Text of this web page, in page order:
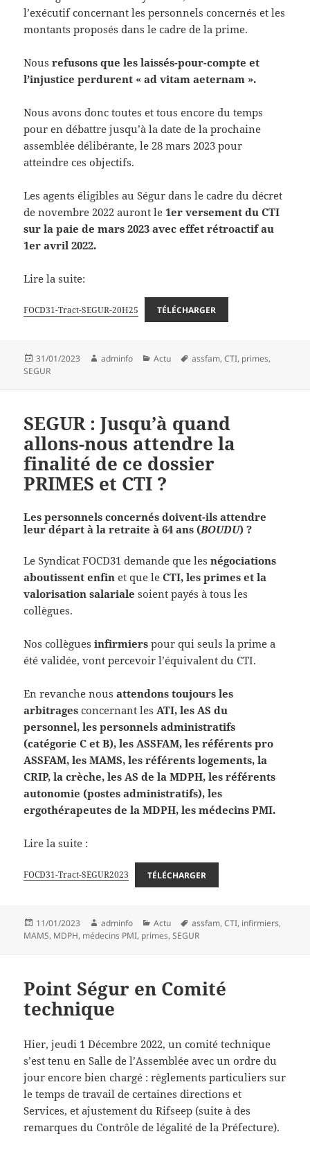
l’exécutif concernant les personnels concernés et les
montants proposés dans le cadre de la prime.
Nousrefusons que les laissés-pour-compte et
l’injustice perdurent « ad vitam aeternam ».
Nous avons donc toutes et tous encore du temps
pour en débattre jusqu’à la date de la prochaine
assemblée délibérante, le 28 mars 2023 pour
atteindre ces objectifs.
Les agents éligibles au Ségur dans le cadre du décret
de novembre 2022 auront le1er versement du CTI
sur la paie de mars 2023 avec effet rétroactif au
1er avril 2022.
Lire la suite:
FOCD31-Tract-SEGUR-20H25 TÉLÉCHARGER
Publié
le
31/01/2023 Auteur
adminfo Catégories
Actu
Mots-
assfam,CTI, primes,
SEGUR
SEGUR : Jusqu’à quand
allons-nous attendre la
finalité de ce dossier
PRIMES et CTI ?
Les personnels concernés doivent-ils attendre
leur départ à la retraite à 64 ans (BOUDU) ?
Le Syndicat FOCD31 demande que lesnégociations
aboutissent enfin et que leCTI, les primes et la
valorisation salariale soient payés à tous les
collègues.
Nos collèguesinfirmiers pour qui seuls la prime a
été validée, vont percevoir l’équivalent du CTI.
En revanche nousattendons toujours les
arbitrages concernant lesATI, les AS du
personnel, les personnels administratifs
(catégorie C et B), les ASSFAM, les référents pro
ASSFAM, les MAMS, les référents logements, la
CRIP, la crèche, les AS de la MDPH, les référents
autonomie (postes administratifs), les
ergothérapeutes de la MDPH, les médecins PMI.
Lire la suite :
FOCD31-Tract-SEGUR2023 TÉLÉCHARGER
Publié
le
11/01/2023 Auteur
adminfo Catégories
Actu
Mots-
clés
assfam,CTI, infirmiers,
MAMS, MDPH, médecins PMI, primes,SEGUR
Point Ségur en Comité
technique
Hier, jeudi 1 Décembre 2022, un comité technique
s’est tenu en Salle de l’Assemblée avec un ordre du
jour encore bien chargé : règlements particuliers sur
le temps de travail de certaines directions et
Services, et ajustement du Rifseep (suite à des
remarques du Contrôle de légalité de la Préfecture).